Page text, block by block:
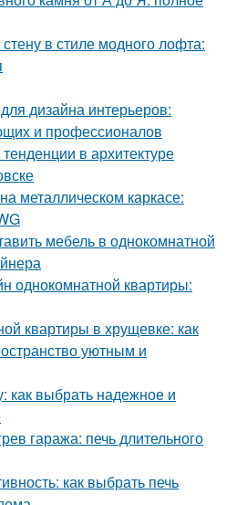
в стиле модного лофта:
дизайна интерьеров:
и профессионалов
в архитектуре
металлическом каркасе:
мебель в однокомнатной
однокомнатной квартиры:
квартиры в хрущевке: как
уютным и
как выбрать надежное и
гаража: печь длительного
как выбрать печь